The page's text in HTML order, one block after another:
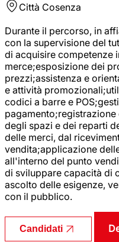
Città Cosenza
Durante il percorso, in
con la supervisione del
di acquisire competenze
merce;esposizione dei
prezzi;assistenza e
e attività
codici a barre e
degli spazi e dei reparti
delle merci, dal
vendita;applicazione
all'interno del punto
di sviluppare capacità di
ascolto delle esigenze,
con il pubblico.
Candidati